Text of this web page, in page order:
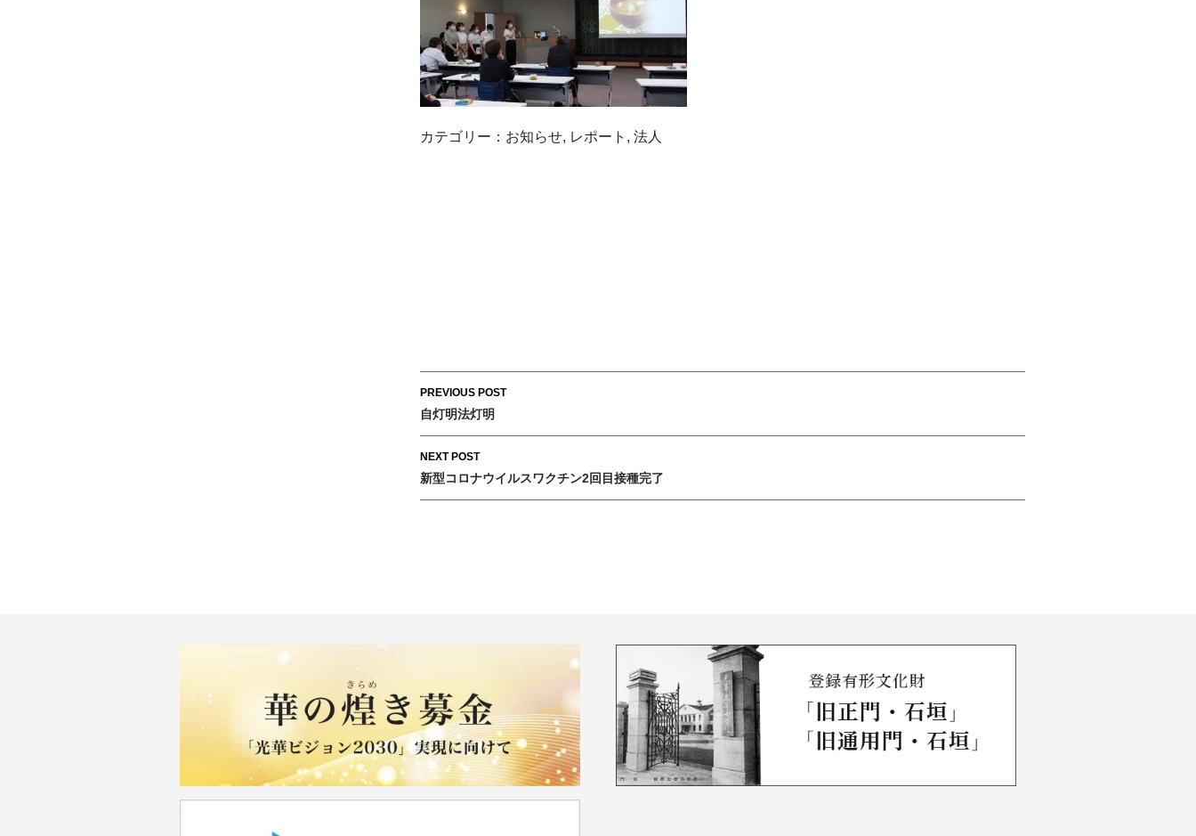
カテゴリー： お知らせ, レポート , 法人
Post
navigation
PREVIOUS POST
自灯明法灯明
NEXT POST
新型コロナウイルスワクチン2回目接種完了